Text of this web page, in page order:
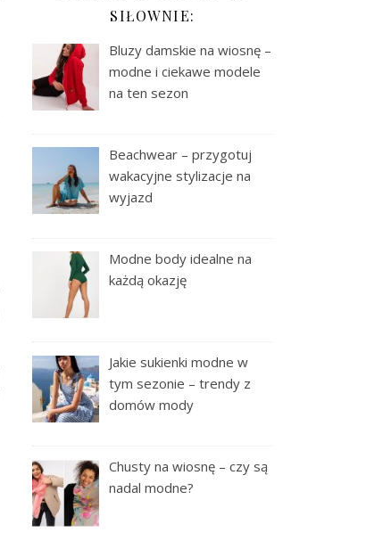
SIŁOWNIE:
Bluzy damskie na wiosnę –
modne i ciekawe modele
na ten sezon
Beachwear – przygotuj
wakacyjne stylizacje na
wyjazd
Modne body idealne na
każdą okazję
Jakie sukienki modne w
tym sezonie – trendy z
domów mody
Chusty na wiosnę – czy są
nadal modne?